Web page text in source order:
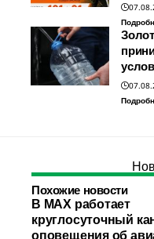
Похожие новости
В МАХ работает
круглосуточный
оповещения об